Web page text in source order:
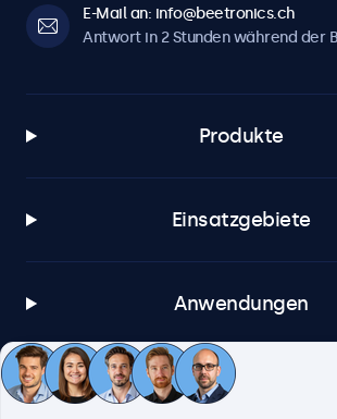
E-Mail an: info@beetronics.ch
Antwort in 2 Stunden während der
Produkte
Einsatzgebiete
Anwendungen
Kundenservice